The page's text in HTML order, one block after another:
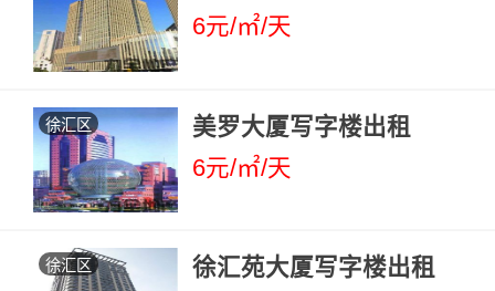
6元/㎡/天
徐汇区
美罗大厦写字楼出租
6元/㎡/天
徐汇区
徐汇苑大厦写字楼出租